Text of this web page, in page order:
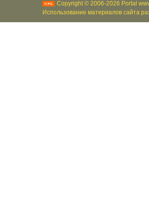
Copyright © 2006-2026 Portal
Использование материалов сайта